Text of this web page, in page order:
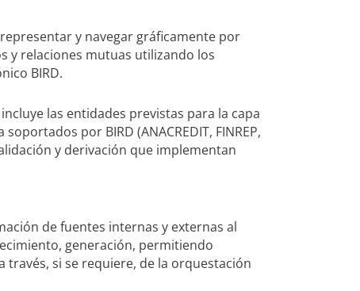
y navegar gráficamente por
y relaciones mutuas utilizando los
BIRD.
las entidades previstas para la capa
por BIRD (ANACREDIT, FINREP,
y derivación que implementan
de fuentes internas y externas al
generación, permitiendo
si se requiere, de la orquestación